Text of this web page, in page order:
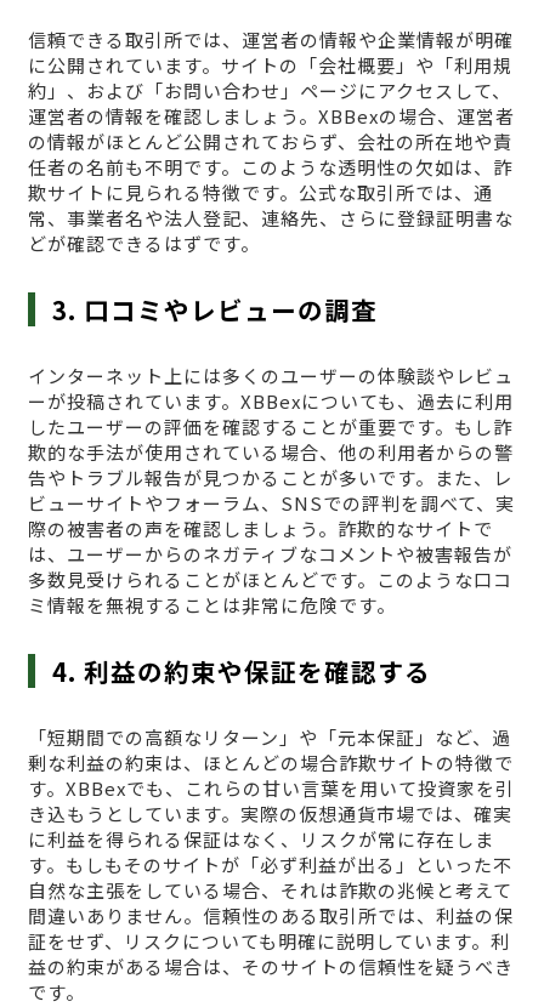
信頼できる取引所では、運営者の情報や企業情報が明確
に公開されています。サイトの「会社概要」や「利用規
約」、および「お問い合わせ」ページにアクセスして、
運営者の情報を確認しましょう。XBBexの場合、運営者
の情報がほとんど公開されておらず、会社の所在地や責
任者の名前も不明です。このような透明性の欠如は、詐
欺サイトに見られる特徴です。公式な取引所では、通
常、事業者名や法人登記、連絡先、さらに登録証明書な
どが確認できるはずです。
3. 口コミやレビューの調査
インターネット上には多くのユーザーの体験談やレビュ
ーが投稿されています。XBBexについても、過去に利用
したユーザーの評価を確認することが重要です。もし詐
欺的な手法が使用されている場合、他の利用者からの警
告やトラブル報告が見つかることが多いです。また、レ
ビューサイトやフォーラム、SNSでの評判を調べて、実
際の被害者の声を確認しましょう。詐欺的なサイトで
は、ユーザーからのネガティブなコメントや被害報告が
多数見受けられることがほとんどです。このような口コ
ミ情報を無視することは非常に危険です。
4. 利益の約束や保証を確認する
「短期間での高額なリターン」や「元本保証」など、過
剰な利益の約束は、ほとんどの場合詐欺サイトの特徴で
す。XBBexでも、これらの甘い言葉を用いて投資家を引
き込もうとしています。実際の仮想通貨市場では、確実
に利益を得られる保証はなく、リスクが常に存在しま
す。もしもそのサイトが「必ず利益が出る」といった不
自然な主張をしている場合、それは詐欺の兆候と考えて
間違いありません。信頼性のある取引所では、利益の保
証をせず、リスクについても明確に説明しています。利
益の約束がある場合は、そのサイトの信頼性を疑うべき
です。